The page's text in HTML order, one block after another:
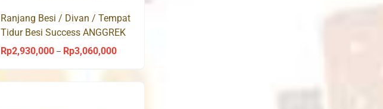
Ranjang Besi / Divan / Tempat
Tidur Besi Success ANGGREK
Rp2,930,000 – Rp3,060,000Price
Rp2,930,000